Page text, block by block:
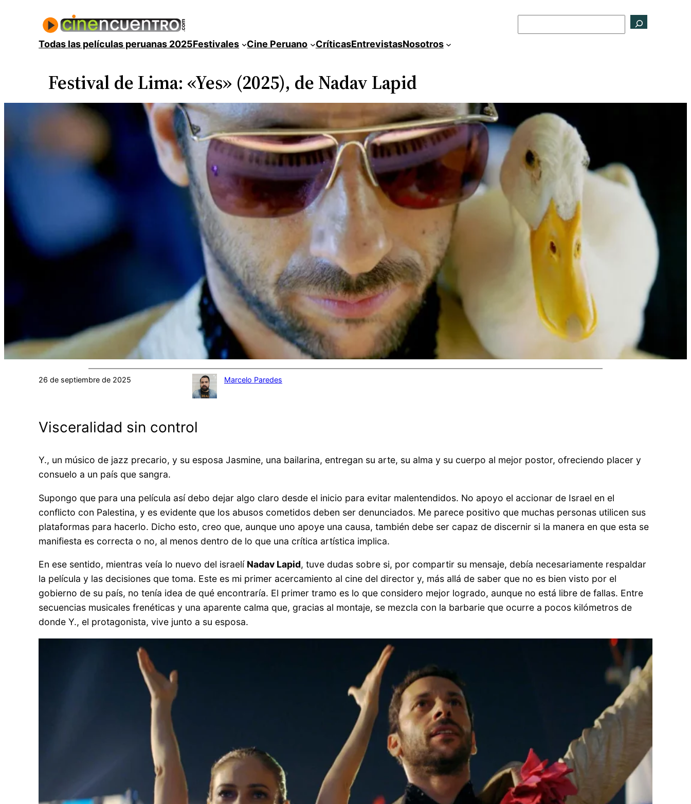
contenidoTodas las películas peruanas 2025Festivales Cine Peruano CríticasEntrevistasNosotros
Festival de Lima: «Yes» (2025), de Nadav Lapid
26 de septiembre de 2025 Marcelo Paredes
Visceralidad sin control
Y., un músico de jazz precario, y su esposa Jasmine, una bailarina, entregan su arte, su alma y su cuerpo al mejor postor, ofreciendo placer y
consuelo a un país que sangra.
Supongo que para una película así debo dejar algo claro desde el inicio para evitar malentendidos. No apoyo el accionar de Israel en el
conflicto con Palestina, y es evidente que los abusos cometidos deben ser denunciados. Me parece positivo que muchas personas utilicen sus
plataformas para hacerlo. Dicho esto, creo que, aunque uno apoye una causa, también debe ser capaz de discernir si la manera en que esta se
manifiesta es correcta o no, al menos dentro de lo que una crítica artística implica.
En ese sentido, mientras veía lo nuevo del israelí Nadav Lapid, tuve dudas sobre si, por compartir su mensaje, debía necesariamente respaldar
la película y las decisiones que toma. Este es mi primer acercamiento al cine del director y, más allá de saber que no es bien visto por el
gobierno de su país, no tenía idea de qué encontraría. El primer tramo es lo que considero mejor logrado, aunque no está libre de fallas. Entre
secuencias musicales frenéticas y una aparente calma que, gracias al montaje, se mezcla con la barbarie que ocurre a pocos kilómetros de
donde Y., el protagonista, vive junto a su esposa.